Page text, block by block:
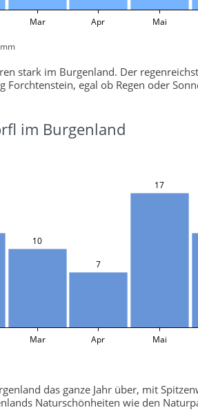
Mar Apr Mai
stark im Burgenland. Der
Forchtenstein, egal ob Regen oder
im Burgenland
10
7
17
Mar Apr Mai
das ganze Jahr über, mit
Naturschönheiten wie den